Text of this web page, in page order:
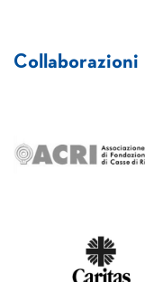
Collaborazioni